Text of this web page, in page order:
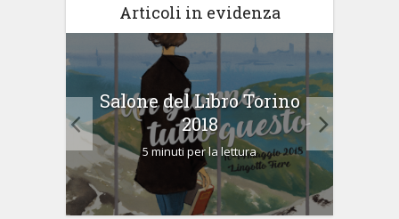
Articoli in evidenza
Salone del Libro Torino
2018
5 minuti per la lettura